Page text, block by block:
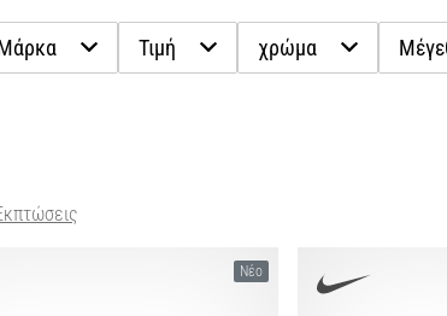
Τιμή χρώμα
Νέο